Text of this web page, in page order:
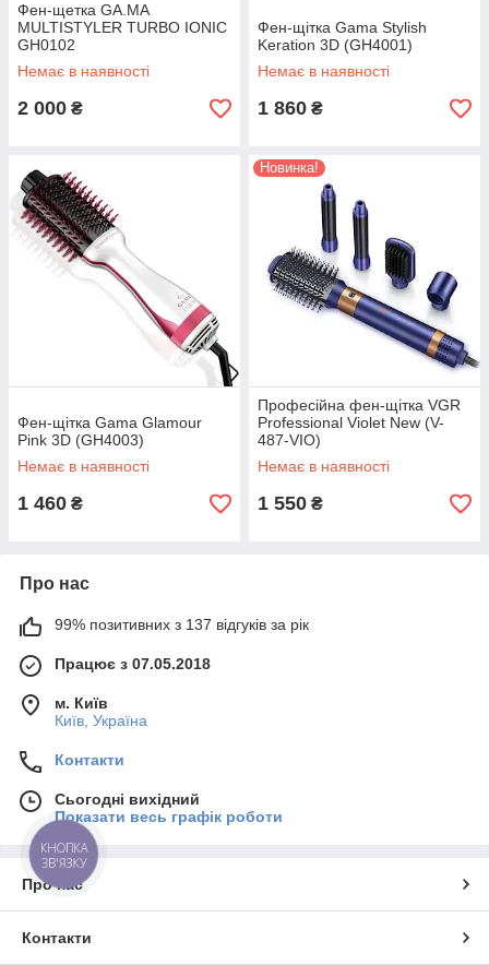
Фен-щетка GA.MA
MULTISTYLER TURBO IONIC
GH0102
Немає в наявності
2 000 ₴
Фен-щітка Gama Stylish
Keration 3D (GH4001)
Немає в наявності
1 860 ₴
Фен-щітка Gama Glamour
Pink 3D (GH4003)
Немає в наявності
1 460 ₴
Новинка!
Професійна фен-щітка VGR
Professional Violet New (V-
487-VIO)
Немає в наявності
1 550 ₴
Про нас
99% позитивних з 137 відгуків за рік
Працює з 07.05.2018
м. Київ
Київ, Україна
Контакти
Сьогодні вихідний
Показати весь графік роботи
Про нас
Контакти
КНОПКА
ЗВ'ЯЗКУ